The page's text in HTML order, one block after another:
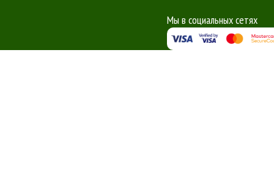
Мы в социальных сетях